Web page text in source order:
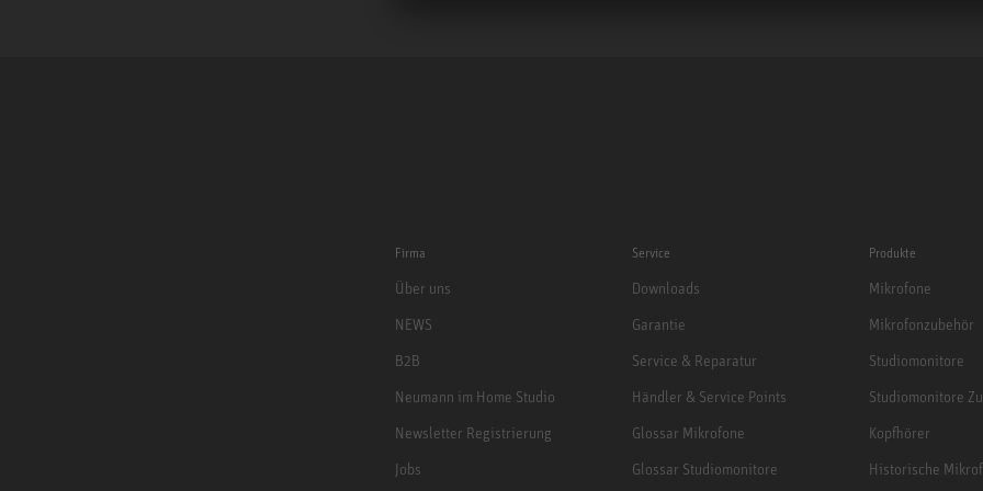
Firma
Über uns
NEWS
B2B
Neumann im Home Studio
Newsletter Registrierung
Jobs
Service
Downloads
Garantie
Service & Reparatur
Händler & Service Points
Glossar Mikrofone
Glossar Studiomonitore
Produkte
Mikrofone
Mikrofonzubehör
Studiomonitore
Studiomonitore
Kopfhörer
Historische